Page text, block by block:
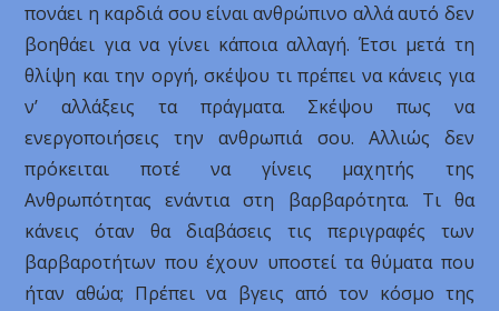
πονάει η καρδιά σου είναι ανθρώπινο αλλά αυτό δεν
βοηθάει για να γίνει κάποια αλλαγή. Έτσι μετά τη
θλίψη και την οργή, σκέψου τι πρέπει να κάνεις για
ν’ αλλάξεις τα πράγματα. Σκέψου πως να
ενεργοποιήσεις την ανθρωπιά σου. Αλλιώς δεν
πρόκειται ποτέ να γίνεις μαχητής της
Ανθρωπότητας ενάντια στη βαρβαρότητα. Τι θα
κάνεις όταν θα διαβάσεις τις περιγραφές των
βαρβαροτήτων που έχουν υποστεί τα θύματα που
ήταν αθώα; Πρέπει να βγεις από τον κόσμο της